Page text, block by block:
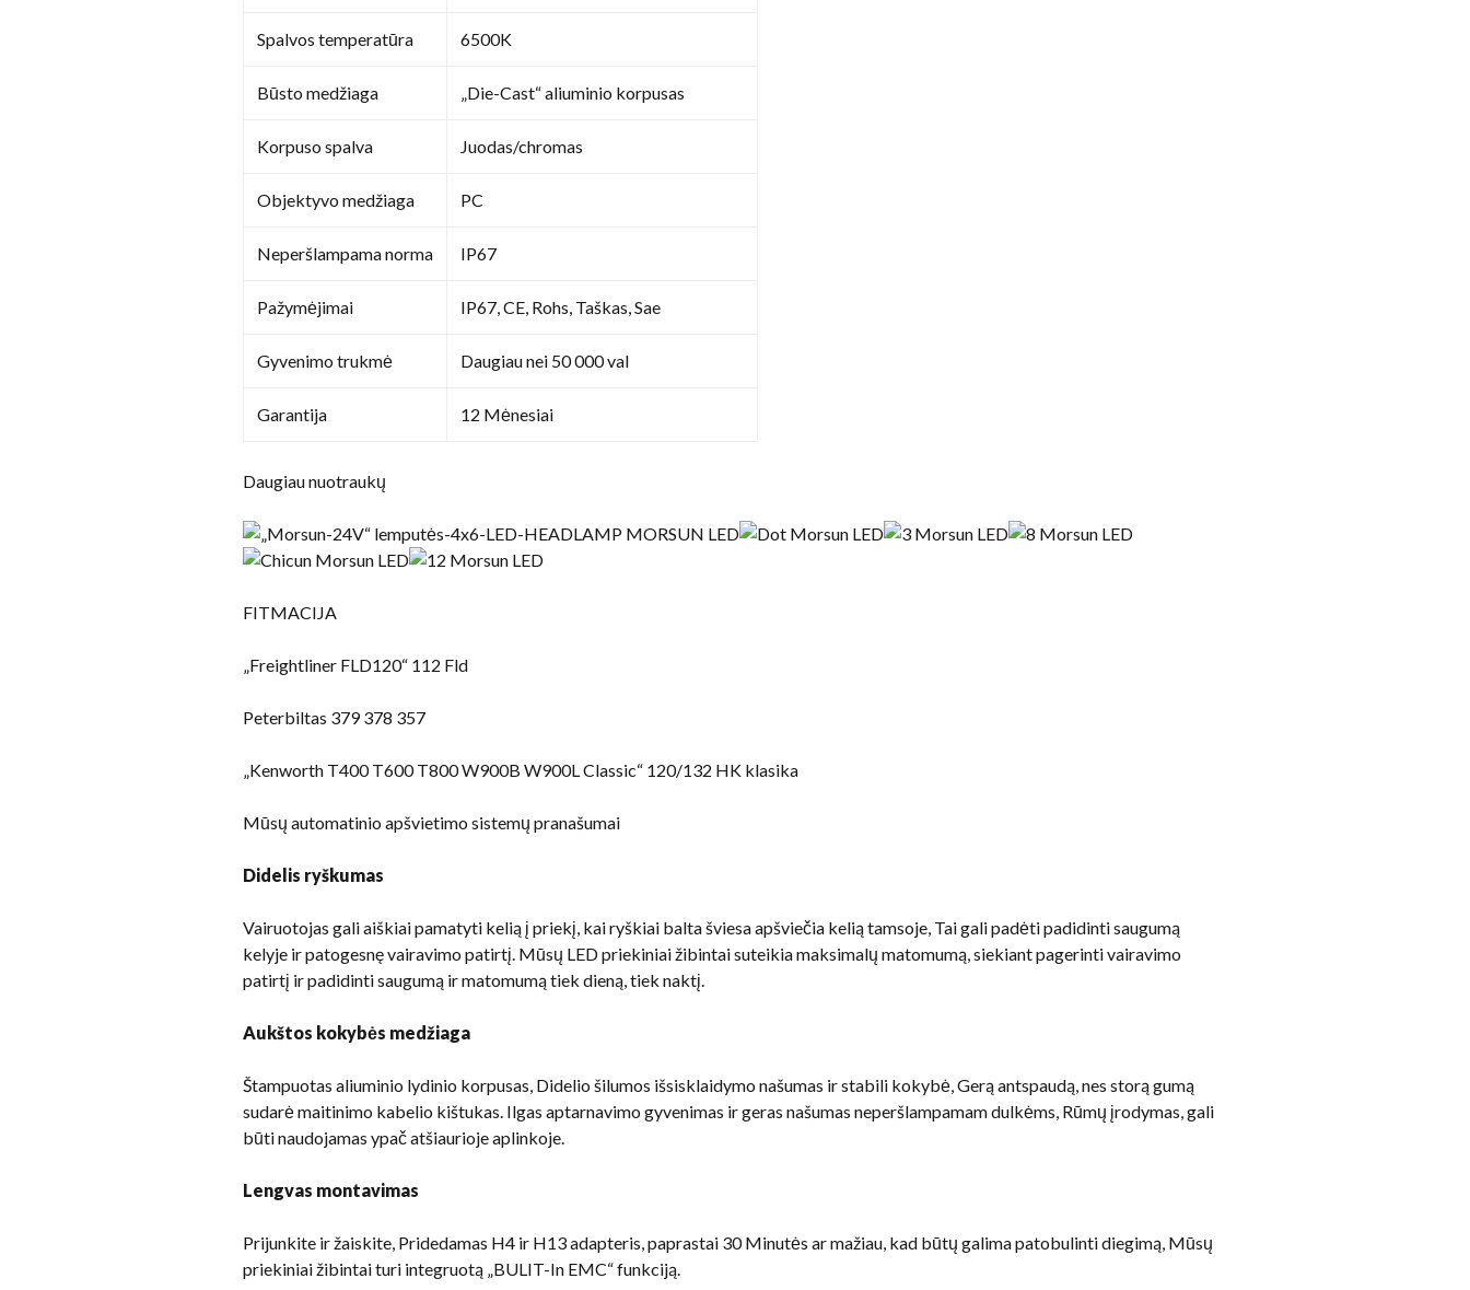
Spalvos temperatūra 6500K
Būsto medžiaga „Die-Cast“ aliuminio korpusas
Korpuso spalva Juodas/chromas
Objektyvo medžiaga PC
Neperšlampama norma IP67
Pažymėjimai IP67, CE, Rohs, Taškas, Sae
Gyvenimo trukmė Daugiau nei 50 000 val
Garantija 12 Mėnesiai
Daugiau nuotraukų
FITMACIJA
„Freightliner FLD120“ 112 Fld
Peterbiltas 379 378 357
„Kenworth T400 T600 T800 W900B W900L Classic“ 120/132 HK klasika
Mūsų automatinio apšvietimo sistemų pranašumai
Didelis ryškumas
Vairuotojas gali aiškiai pamatyti kelią į priekį, kai ryškiai balta šviesa apšviečia kelią tamsoje, Tai gali padėti padidinti saugumą
kelyje ir patogesnę vairavimo patirtį. Mūsų LED priekiniai žibintai suteikia maksimalų matomumą, siekiant pagerinti vairavimo
patirtį ir padidinti saugumą ir matomumą tiek dieną, tiek naktį.
Aukštos kokybės medžiaga
Štampuotas aliuminio lydinio korpusas, Didelio šilumos išsisklaidymo našumas ir stabili kokybė, Gerą antspaudą, nes storą gumą
sudarė maitinimo kabelio kištukas. Ilgas aptarnavimo gyvenimas ir geras našumas neperšlampamam dulkėms, Rūmų įrodymas, gali
būti naudojamas ypač atšiaurioje aplinkoje.
Lengvas montavimas
Prijunkite ir žaiskite, Pridedamas H4 ir H13 adapteris, paprastai 30 Minutės ar mažiau, kad būtų galima patobulinti diegimą, Mūsų
priekiniai žibintai turi integruotą „BULIT-In EMC“ funkciją.